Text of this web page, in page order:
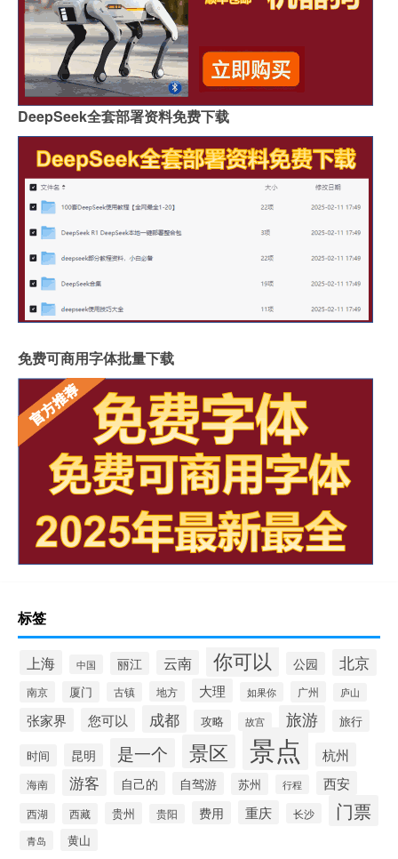
DeepSeek全套部署资料免费下载
免费可商用字体批量下载
标签
上海 中国 丽江 云南 你可以 公园 北京
南京 厦门 古镇 地方 大理 如果你 广州 庐山
张家界 您可以 成都 攻略 故宫 旅游 旅行
时间 昆明 是一个 景区 景点 杭州
海南 游客 自己的 自驾游 苏州 行程 西安
西湖 西藏 贵州 贵阳 费用 重庆 长沙 门票
青岛 黄山